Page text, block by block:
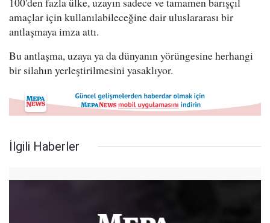
amaçlar için kullanılabileceğine dair uluslararası bir
antlaşmaya imza attı.
Bu antlaşma, uzaya ya da dünyanın yörüngesine herhangi
bir silahın yerleştirilmesini yasaklıyor.
İlgili Haberler